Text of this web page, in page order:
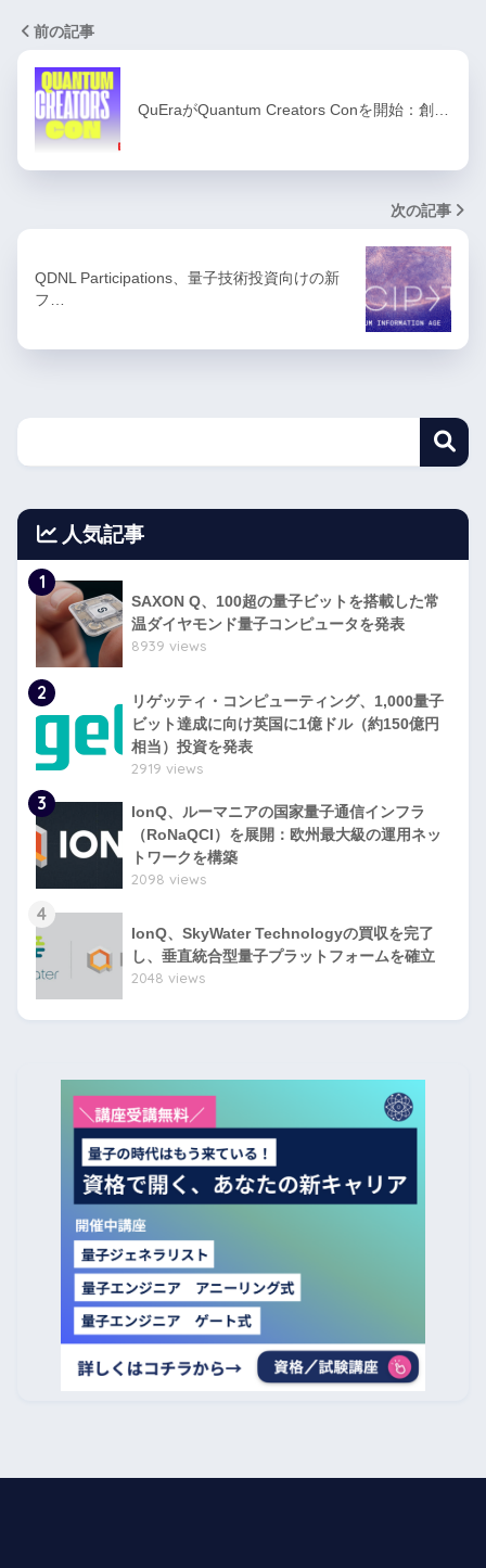
前の記事
QuEraがQuantum Creators Conを開始：創…
次の記事
QDNL Participations、量子技術投資向けの新
フ…
人気記事
1
SAXON Q、100超の量子ビットを搭載した常
温ダイヤモンド量子コンピュータを発表
8939 views
2
リゲッティ・コンピューティング、1,000量子
ビット達成に向け英国に1億ドル（約150億円
相当）投資を発表
2919 views
3
IonQ、ルーマニアの国家量子通信インフラ
（RoNaQCI）を展開：欧州最大級の運用ネッ
トワークを構築
2098 views
4
IonQ、SkyWater Technologyの買収を完了
し、垂直統合型量子プラットフォームを確立
2048 views